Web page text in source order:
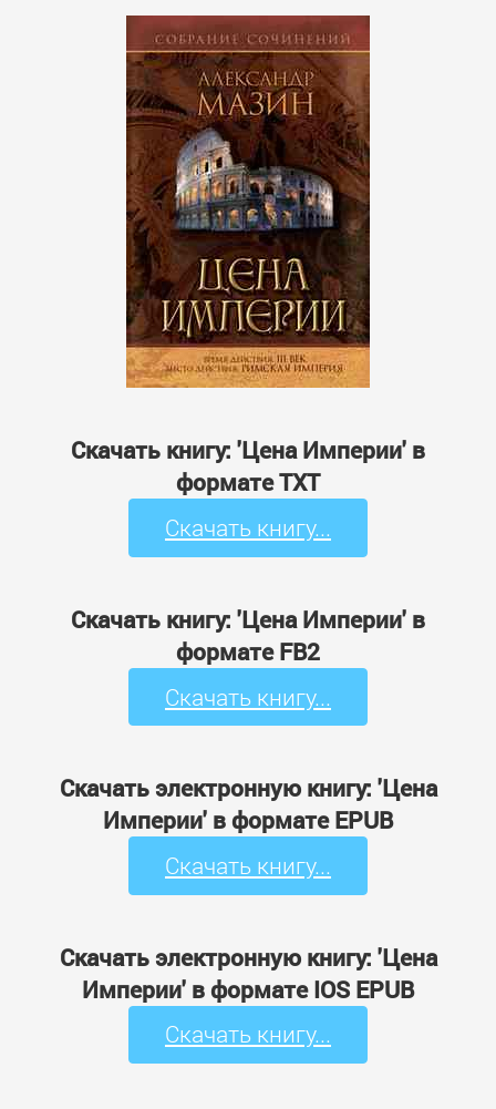
Скачать книгу: 'Цена Империи' в
формате TXT
Скачать книгу...
Скачать книгу: 'Цена Империи' в
формате FB2
Скачать книгу...
Скачать электронную книгу: 'Цена
Империи' в формате EPUB
Скачать книгу...
Скачать электронную книгу: 'Цена
Империи' в формате IOS EPUB
Скачать книгу...